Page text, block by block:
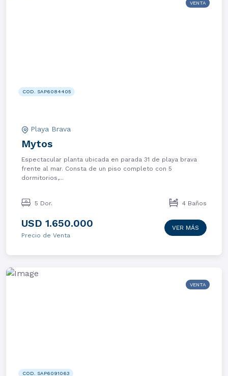
VENTA
COD. SAP6084405
Playa Brava
Mytos
Espectacular planta ubicada en parada 31 de playa brava
frente al mar. Consta de un piso completo con 5
dormitorios,...
5 Dor. 4 Baños
USD 1.650.000
Precio de Venta
VER MÁS
VENTA
COD. SAP6091063